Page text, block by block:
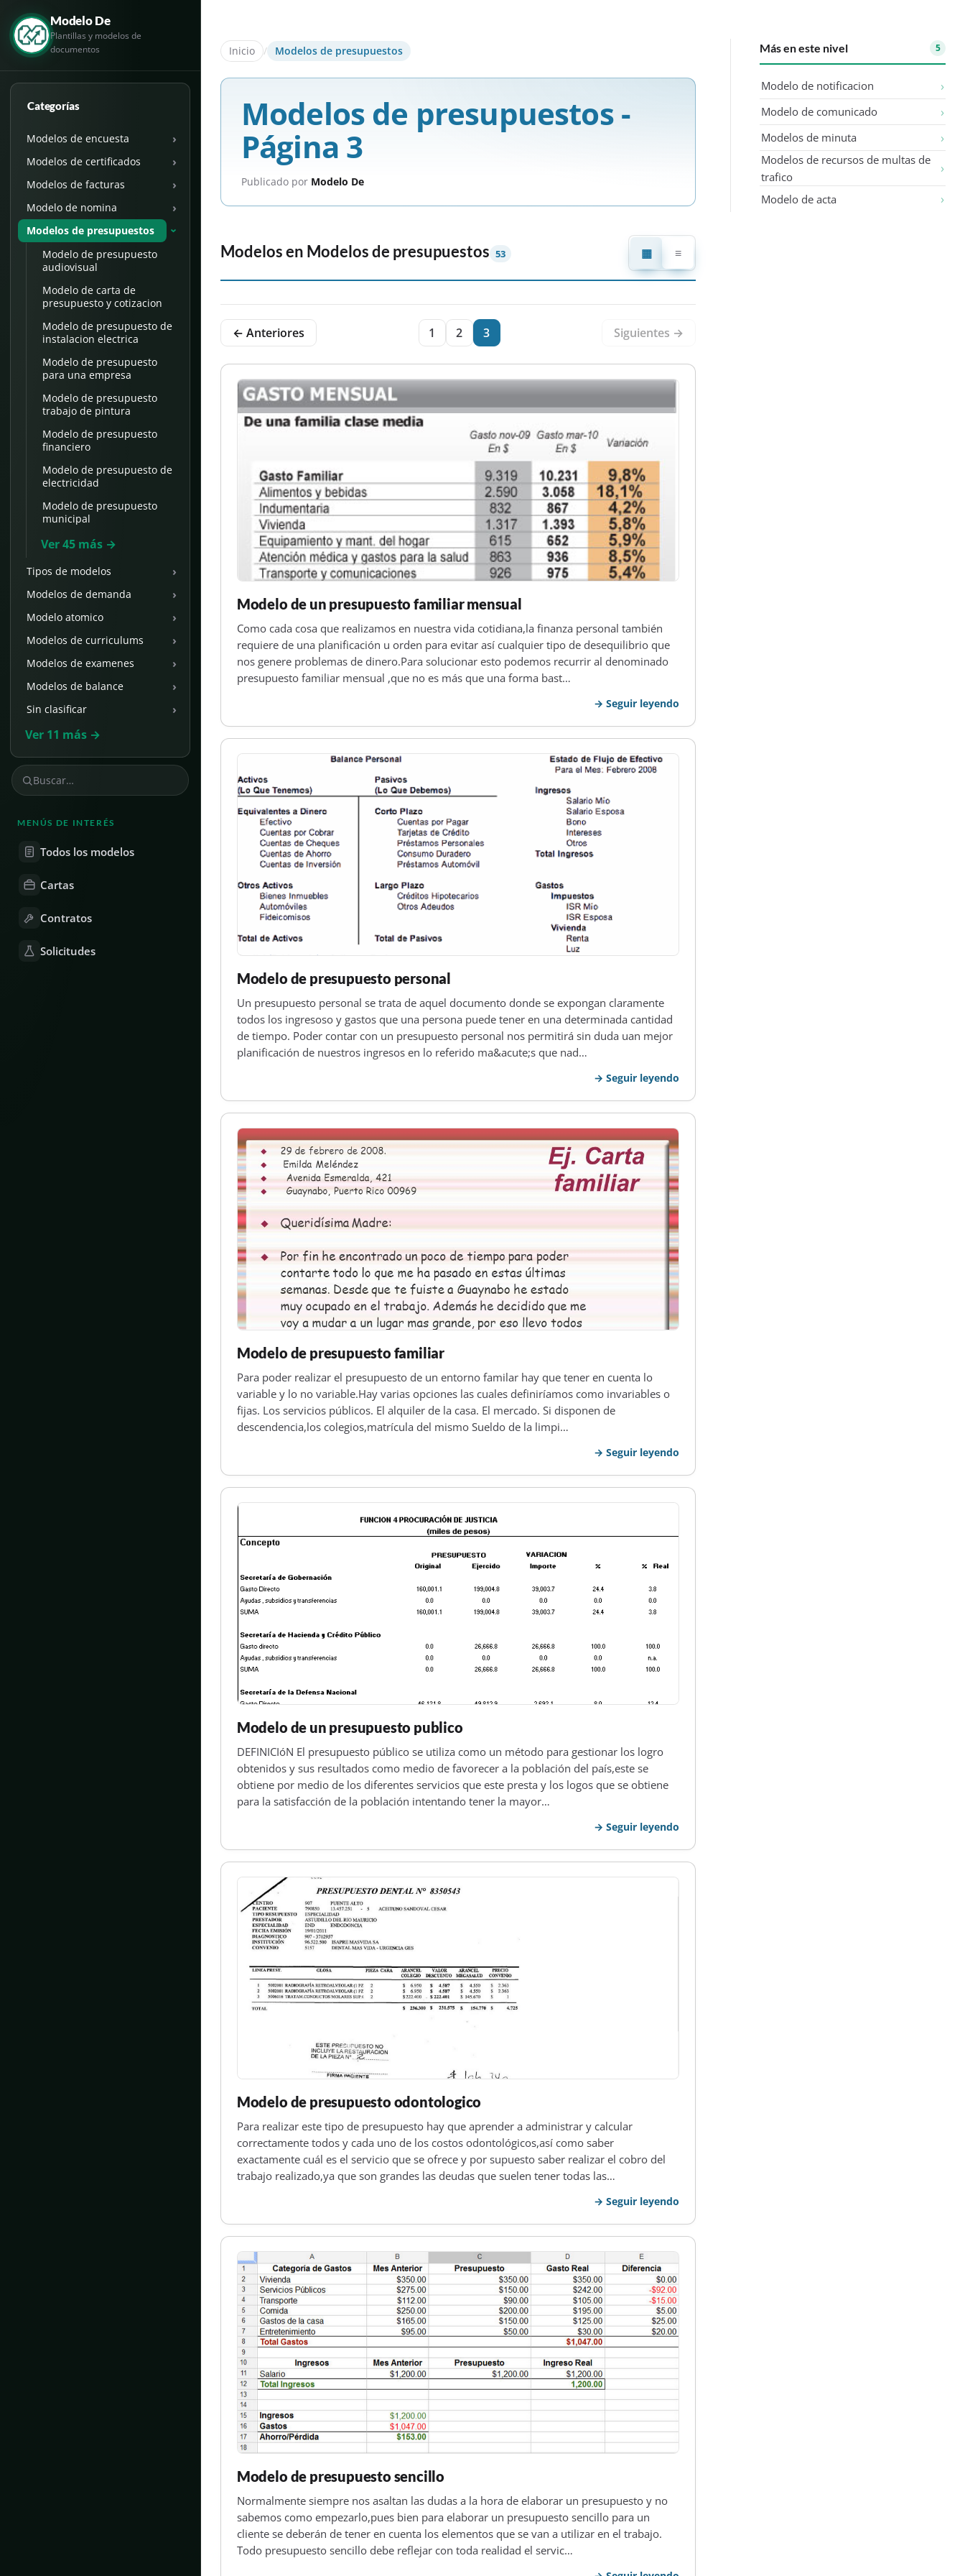
Modelo De
Plantillas y modelos de
documentos
Categorías
Modelos de encuesta ›
Modelos de certificados ›
Modelos de facturas ›
Modelo de nomina ›
Modelos de presupuestos ›
Modelo de presupuesto
audiovisual
Modelo de carta de
presupuesto y cotizacion
Modelo de presupuesto de
instalacion electrica
Modelo de presupuesto
para una empresa
Modelo de presupuesto
trabajo de pintura
Modelo de presupuesto
financiero
Modelo de presupuesto de
electricidad
Modelo de presupuesto
municipal
Ver 45 más →
Tipos de modelos ›
Modelos de demanda ›
Modelo atomico ›
Modelos de curriculums ›
Modelos de examenes ›
Modelos de balance ›
Sin clasificar
›
Ver 11 más →
MENÚS DE INTERÉS
Todos los modelos
Cartas
Contratos
Solicitudes
Inicio / Modelos de presupuestos
Modelos de presupuestos -
Página 3
Publicado por Modelo De
Modelos en Modelos de presupuestos 53 ▦ ≡
← Anteriores 1 2 3 Siguientes →
Modelo de un presupuesto familiar mensual
Como cada cosa que realizamos en nuestra vida cotidiana,la finanza personal también
requiere de una planificación u orden para evitar así cualquier tipo de desequilibrio que
nos genere problemas de dinero.Para solucionar esto podemos recurrir al denominado
presupuesto familiar mensual ,que no es más que una forma bast…
Seguir leyendo
Modelo de presupuesto personal
Un presupuesto personal se trata de aquel documento donde se expongan claramente
todos los ingresoso y gastos que una persona puede tener en una determinada cantidad
de tiempo. Poder contar con un presupuesto personal nos permitirá sin duda uan mejor
planificación de nuestros ingresos en lo referido ma&acute;s que nad…
Seguir leyendo
Modelo de presupuesto familiar
Para poder realizar el presupuesto de un entorno familar hay que tener en cuenta lo
variable y lo no variable.Hay varias opciones las cuales definiríamos como invariables o
fijas. Los servicios públicos. El alquiler de la casa. El mercado. Si disponen de
descendencia,los colegios,matrícula del mismo Sueldo de la limpi…
Seguir leyendo
Modelo de un presupuesto publico
DEFINICIóN El presupuesto público se utiliza como un método para gestionar los logro
obtenidos y sus resultados como medio de favorecer a la población del país,este se
obtiene por medio de los diferentes servicios que este presta y los logos que se obtiene
para la satisfacción de la población intentando tener la mayor…
Seguir leyendo
Modelo de presupuesto odontologico
Para realizar este tipo de presupuesto hay que aprender a administrar y calcular
correctamente todos y cada uno de los costos odontológicos,así como saber
exactamente cuál es el servicio que se ofrece y por supuesto saber realizar el cobro del
trabajo realizado,ya que son grandes las deudas que suelen tener todas las…
Seguir leyendo
Modelo de presupuesto sencillo
Normalmente siempre nos asaltan las dudas a la hora de elaborar un presupuesto y no
sabemos como empezarlo,pues bien para elaborar un presupuesto sencillo para un
cliente se deberán de tener en cuenta los elementos que se van a utilizar en el trabajo.
Todo presupuesto sencillo debe reflejar con toda realidad el servic…
Más en este nivel 5
Modelo de notificacion
Modelo de comunicado
Modelos de minuta
Modelos de recursos de multas de
trafico
Modelo de acta